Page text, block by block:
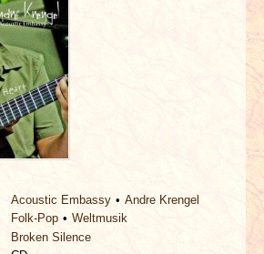
Acoustic Embassy
Andre Krengel
Folk-Pop
Weltmusik
Broken Silence